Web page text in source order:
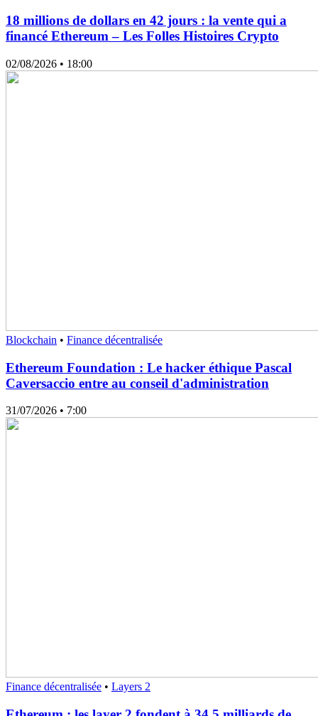
18 millions de dollars en 42 jours : la vente qui a
financé Ethereum – Les Folles Histoires Crypto
02/08/2026 • 18:00
Blockchain • Finance décentralisée
Ethereum Foundation : Le hacker éthique Pascal
Caversaccio entre au conseil d'administration
31/07/2026 • 7:00
Finance décentralisée • Layers 2